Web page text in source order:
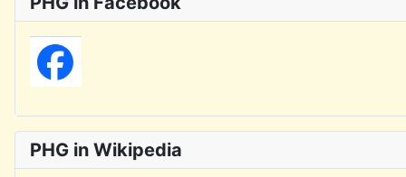
PHG in Wikipedia